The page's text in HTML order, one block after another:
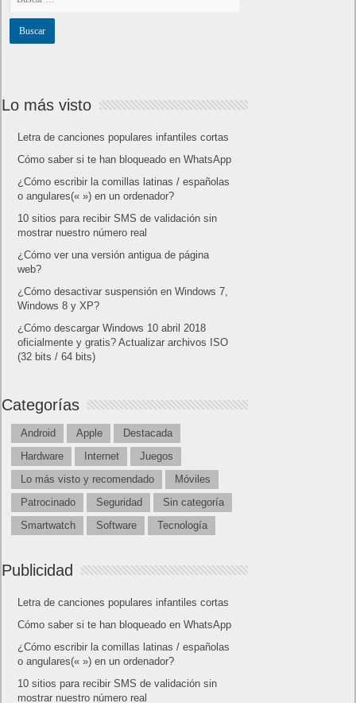
Lo más visto
Letra de canciones populares infantiles cortas
Cómo saber si te han bloqueado en WhatsApp
¿Cómo escribir la comillas latinas / españolas
o angulares(« ») en un ordenador?
10 sitios para recibir SMS de validación sin
mostrar nuestro número real
¿Cómo ver una versión antigua de página
web?
¿Cómo desactivar suspensión en Windows 7,
Windows 8 y XP?
¿Cómo descargar Windows 10 abril 2018
oficialmente y gratis? Actualizar archivos ISO
(32 bits / 64 bits)
Categorías
Android Apple
Destacada
Hardware
Internet
Juegos
Lo más visto y recomendado
Móviles
Patrocinado
Seguridad
Sin categoría
Smartwatch
Software Tecnología
Publicidad
Letra de canciones populares infantiles cortas
Cómo saber si te han bloqueado en WhatsApp
¿Cómo escribir la comillas latinas / españolas
o angulares(« ») en un ordenador?
10 sitios para recibir SMS de validación sin
mostrar nuestro número real